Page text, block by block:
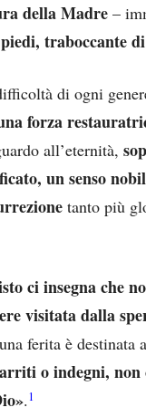
della Madre –
traboccante
di ogni
forza
all’eternità,
un senso
tanto più
ci insegna che
visitata dalla
ferita è destinata
o indegni, non
.1